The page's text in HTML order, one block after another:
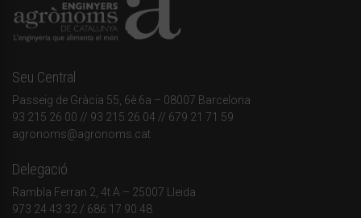
Seu Central
Passeig de Gràcia 55, 6è 6a – 08007 Barcelona
93 215 26 00 // 93 215 26 04 // 679 21 71 59
agronoms@agronoms.cat
Delegació
Rambla Ferran 2, 4t A – 25007 Lleida
973 24 43 32 / 686 17 90 48